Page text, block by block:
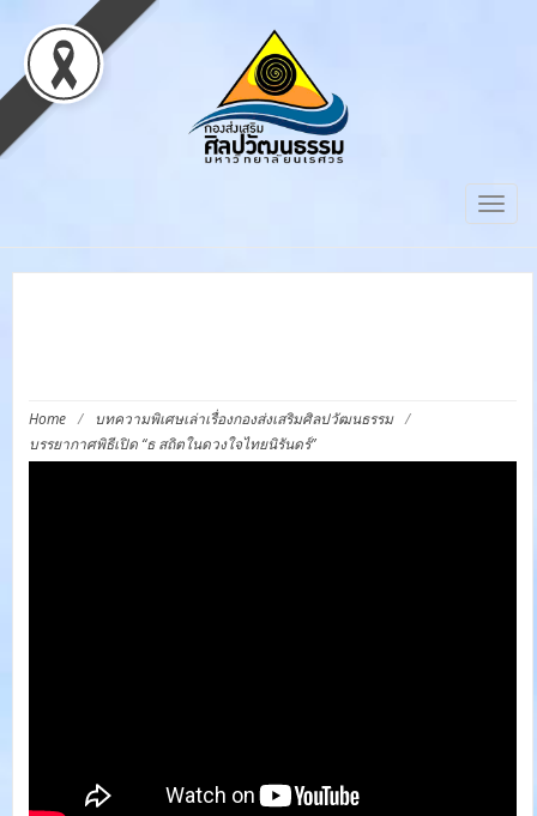
Home / บทความพิเศษเล่าเรื่องกองส่งเสริมศิลปวัฒนธรรม /
บรรยากาศพิธีเปิด “ธ สถิตในดวงใจไทยนิรันดร์”